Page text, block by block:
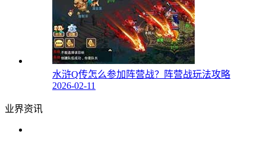
水浒Q传怎么参加阵营战？阵营战玩法攻略
2026-02-11
业界资讯